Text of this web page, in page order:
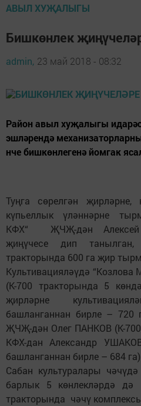
АВЫЛ ХУҖАЛЫГЫ
Бишкөнлек
admin, 23 май 2018 - 08:32
Район авыл хуҗалыгы
эшләрендә
нче бишкөнлегенә йомгак
Туңга сөрелгән җирләрне,
күпьеллык үләннәрне
КФХ“ ҖЧҖ-дән Алексей
җиңүчесе дип
тракторында 600 га җир
Культивацияләүдә
(К-700 тракторында 5
җирләрне
башланганнан бирле – 720
ҖЧҖ-дән Олег ПАНКОВ (К-700,
КФХ-дан Александр
башланганнан бирле – 684
Сабан культуралары
барлык 5 көнлекләрдә
тракторында чәчү